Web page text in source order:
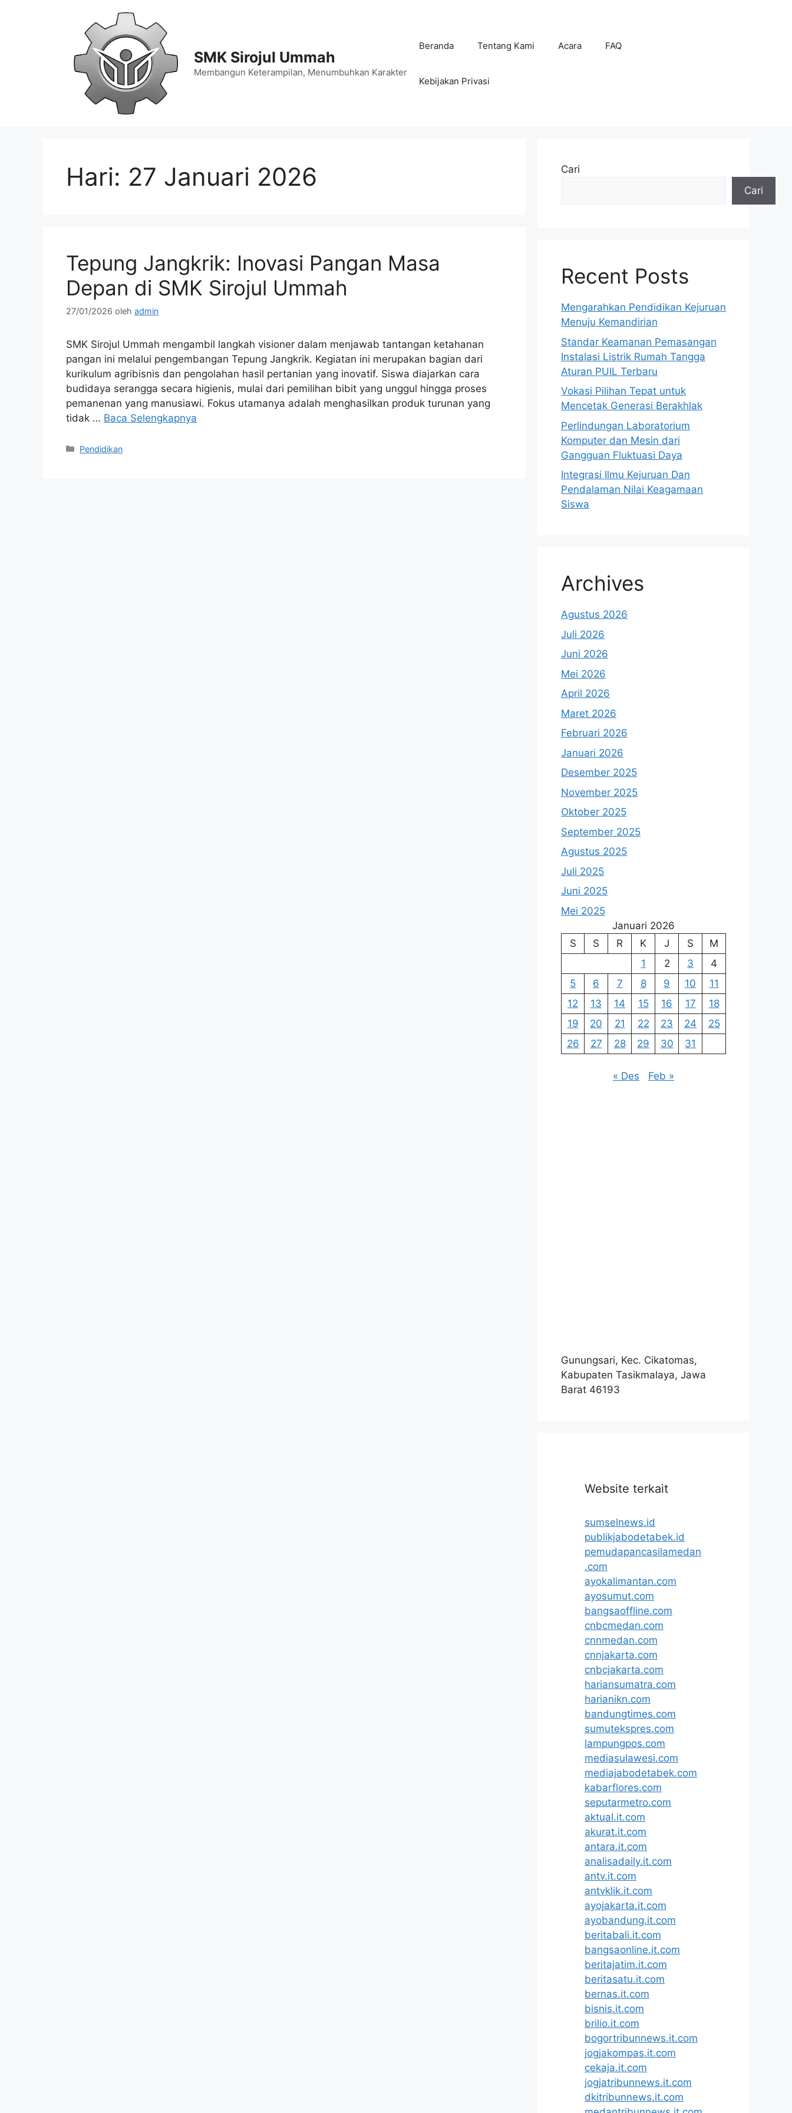
SMK Sirojul Ummah
Membangun Keterampilan, Menumbuhkan Karakter
Beranda Tentang Kami Acara FAQ
Kebijakan Privasi
Hari: 27 Januari 2026
Tepung Jangkrik: Inovasi Pangan Masa
Depan di SMK Sirojul Ummah
27/01/2026 oleh admin
SMK Sirojul Ummah mengambil langkah visioner dalam menjawab tantangan ketahanan
pangan ini melalui pengembangan Tepung Jangkrik. Kegiatan ini merupakan bagian dari
kurikulum agribisnis dan pengolahan hasil pertanian yang inovatif. Siswa diajarkan cara
budidaya serangga secara higienis, mulai dari pemilihan bibit yang unggul hingga proses
pemanenan yang manusiawi. Fokus utamanya adalah menghasilkan produk turunan yang
tidak … Baca Selengkapnya
Kategori
Pendidikan
Cari
Cari
Recent Posts
Mengarahkan Pendidikan Kejuruan
Menuju Kemandirian
Standar Keamanan Pemasangan
Instalasi Listrik Rumah Tangga
Aturan PUIL Terbaru
Vokasi Pilihan Tepat untuk
Mencetak Generasi Berakhlak
Perlindungan Laboratorium
Komputer dan Mesin dari
Gangguan Fluktuasi Daya
Integrasi Ilmu Kejuruan Dan
Pendalaman Nilai Keagamaan
Siswa
Archives
Agustus 2026
Juli 2026
Juni 2026
Mei 2026
April 2026
Maret 2026
Februari 2026
Januari 2026
Desember 2025
November 2025
Oktober 2025
September 2025
Agustus 2025
Juli 2025
Juni 2025
Mei 2025
Januari 2026
S
S R K J S
M
1
2 3
4
5
6 7 8 9 10
11
12
13 14 15 16 17
18
19
20 21 22 23 24
25
26
27 28 29 30 31
« Des Feb »
Gunungsari, Kec. Cikatomas,
Kabupaten Tasikmalaya, Jawa
Barat 46193
Website terkait
sumselnews.id
publikjabodetabek.id
pemudapancasilamedan
.com
ayokalimantan.com
ayosumut.com
bangsaoffline.com
cnbcmedan.com
cnnmedan.com
cnnjakarta.com
cnbcjakarta.com
hariansumatra.com
harianikn.com
bandungtimes.com
sumutekspres.com
lampungpos.com
mediasulawesi.com
mediajabodetabek.com
kabarflores.com
seputarmetro.com
aktual.it.com
akurat.it.com
antara.it.com
analisadaily.it.com
antv.it.com
antvklik.it.com
ayojakarta.it.com
ayobandung.it.com
beritabali.it.com
bangsaonline.it.com
beritajatim.it.com
beritasatu.it.com
bernas.it.com
bisnis.it.com
brilio.it.com
bogortribunnews.it.com
jogjakompas.it.com
cekaja.it.com
jogjatribunnews.it.com
dkitribunnews.it.com